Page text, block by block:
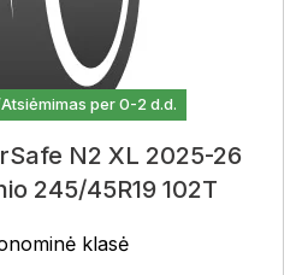
per 0-2 d.d.
N2 XL 2025-26
245/45R19 102T
klasė